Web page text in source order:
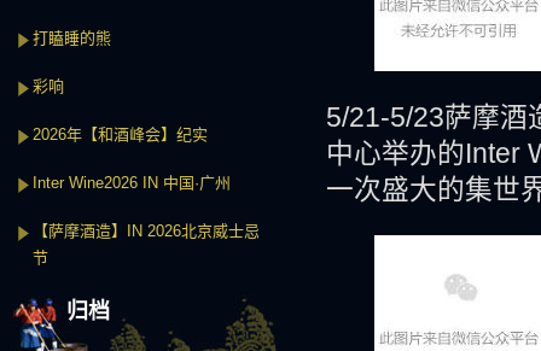
5/21-5/23萨摩酒
中心举办的Inter
一次盛大的集世
打瞌睡的熊
彩响
2026年【和酒峰会】纪实
Inter Wine2026 IN 中国·广州
【萨摩酒造】IN 2026北京威士忌
节
归档